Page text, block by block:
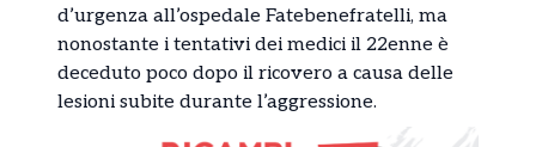
d’urgenza all’ospedale Fatebenefratelli, ma
nonostante i tentativi dei medici il 22enne è
deceduto poco dopo il ricovero a causa delle
lesioni subite durante l’aggressione.